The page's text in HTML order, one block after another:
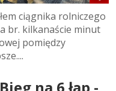
ciągnika rolniczego
br. kilkanaście minut
pomiędzy
na 6 łap -